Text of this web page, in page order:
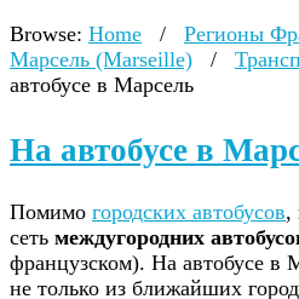
Browse: Home / Регионы
Марсель (Marseille)
/
автобусе в Марсель
На автобусе в
Помимо городских автобусов,
сеть междугородних
французском). На автобусе в
не только из ближайших